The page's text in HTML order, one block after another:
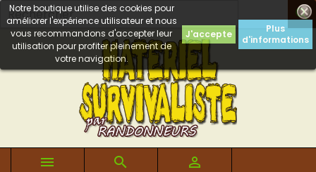

Notre boutique utilise des cookies pour
améliorer l'expérience utilisateur et nous
vous recommandons d'accepter leur
utilisation pour profiter pleinement de
votre navigation.
J'accepte
Plus
d'informations
  